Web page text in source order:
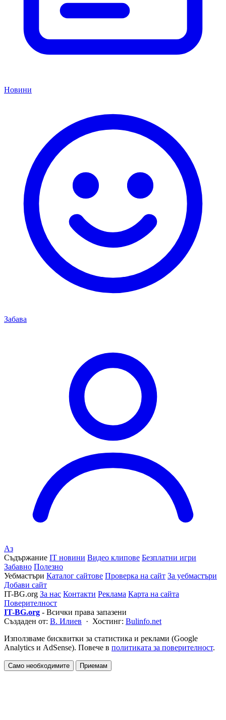
Новини
Забава
Аз
Съдържание IT новини Видео клипове Безплатни игри
Забавно Полезно
Уебмастъри Каталог сайтове Проверка на сайт За уебмастъри
Добави сайт
IT-BG.org За нас Контакти Реклама Карта на сайта
Поверителност
IT-BG.org - Всички права запазени
Създаден от: В. Илиев · Хостинг: Bulinfo.net
Използваме бисквитки за статистика и реклами (Google
Analytics и AdSense). Повече в политиката за поверителност.
Само необходимите Приемам